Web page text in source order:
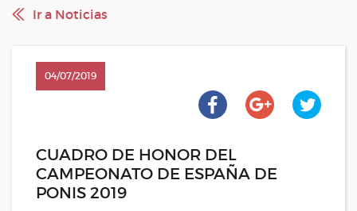
Ir a Noticias
04/07/2019
CUADRO DE HONOR DEL
CAMPEONATO DE ESPAÑA DE
PONIS 2019